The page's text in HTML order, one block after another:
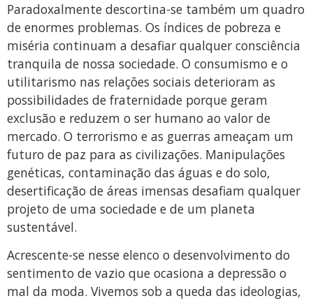
Paradoxalmente descortina-se também um quadro
de enormes problemas. Os índices de pobreza e
miséria continuam a desafiar qualquer consciência
tranquila de nossa sociedade. O consumismo e o
utilitarismo nas relações sociais deterioram as
possibilidades de fraternidade porque geram
exclusão e reduzem o ser humano ao valor de
mercado. O terrorismo e as guerras ameaçam um
futuro de paz para as civilizações. Manipulações
genéticas, contaminação das águas e do solo,
desertificação de áreas imensas desafiam qualquer
projeto de uma sociedade e de um planeta
sustentável.
Acrescente-se nesse elenco o desenvolvimento do
sentimento de vazio que ocasiona a depressão o
mal da moda. Vivemos sob a queda das ideologias,